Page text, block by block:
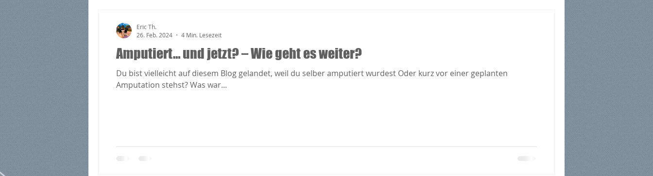
Amputiert… und jetzt? – Wie geht es weiter?
Du bist vielleicht auf diesem Blog gelandet, weil du selber amputiert wurdest Oder kurz vor einer geplanten
Amputation stehst? Was war...
Eric Th.
26. Feb. 2024
4 Min. Lesezeit